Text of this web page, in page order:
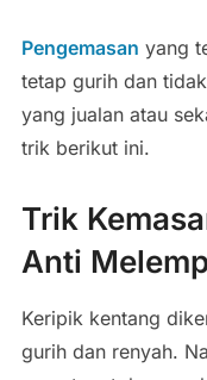
Pengemasan yang
tetap gurih dan
yang jualan atau
trik berikut ini.
Trik
Anti
Keripik kentang
gurih dan renyah.